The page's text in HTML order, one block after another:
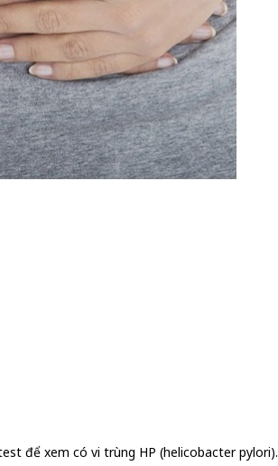
để xem có vi trùng HP (helicobacter pylori).